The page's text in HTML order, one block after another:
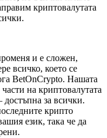
криптовалутата
и е сложен,
всичко, което се
BetOnCrypto. Нашата
на криптовалутата
достъпна за всички.
крипто
език, така че да